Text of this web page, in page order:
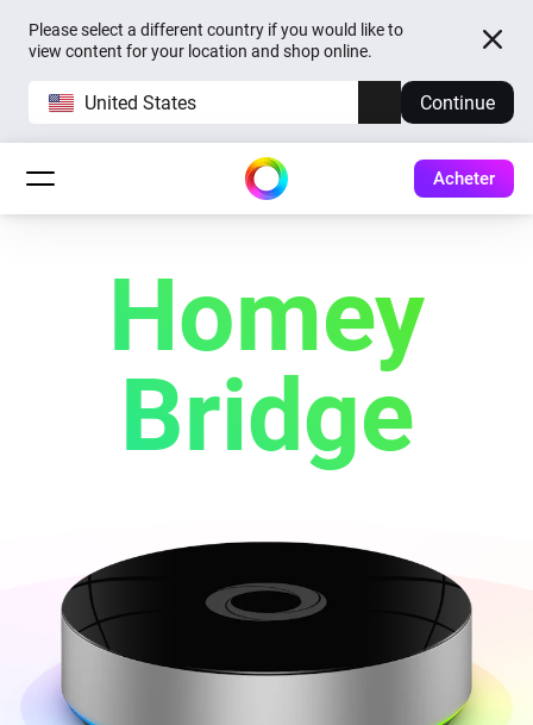
Please select a different country if you would like to
view content for your location and shop online.
United States Continue
Acheter
Homey
Bridge